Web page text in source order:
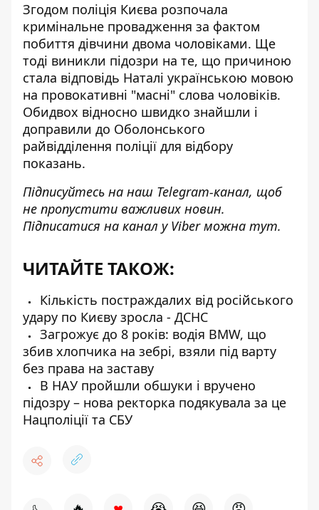
Згодом поліція Києва розпочала
кримінальне провадження за фактом
побиття дівчини двома чоловіками. Ще
тоді виникли підозри на те, що причиною
стала відповідь Наталі українською мовою
на провокативні "масні" слова чоловіків.
Обидвох відносно швидко знайшли і
доправили до Оболонського
райвідділення поліції для відбору
показань.
Підписуйтесь на наш Telegram-канал, щоб
не пропустити важливих новин.
Підписатися на канал у Viber можна тут.
ЧИТАЙТЕ ТАКОЖ:
Кількість постраждалих від російського
удару по Києву зросла - ДСНС
Загрожує до 8 років: водія BMW, що
збив хлопчика на зебрі, взяли під варту
без права на заставу
В НАУ пройшли обшуки і вручено
підозру – нова ректорка подякувала за це
Нацполіції та СБУ